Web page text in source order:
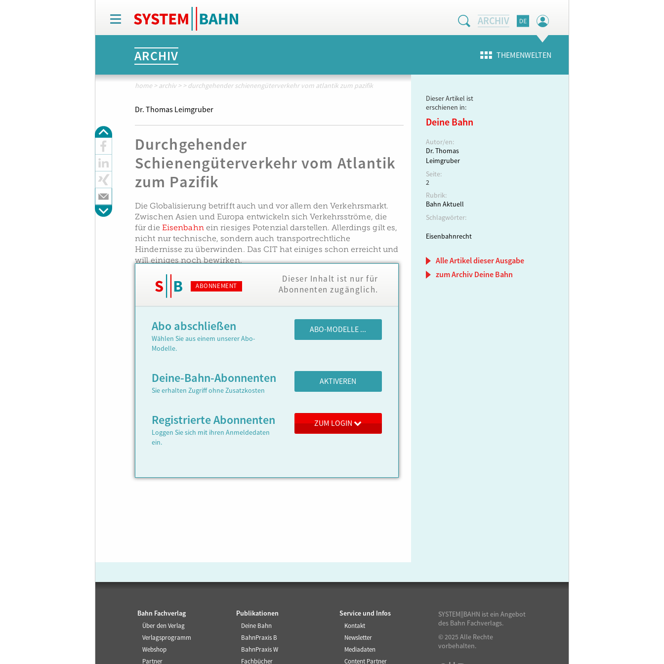
T
o
g
n
ARCHIV
ARCHIV THEMENWELTEN
home >archiv >>durchgehender schienengüterverkehr vom atlantik zum pazifik
Dr. Thomas Leimgruber
Durchgehender
Schienengüterverkehr vom Atlantik
zum Pazifik
Die Globalisierung betrifft auch und vor allem den Verkehrsmarkt.
Zwischen Asien und Europa entwickeln sich Verkehrsströme, die
für die Eisenbahnein riesiges Potenzial darstellen. Allerdings gilt es,
nicht nur technische, sondern auch transportrechtliche
Hindernisse zu überwinden. Das CIT hat einiges schon erreicht und
will einiges noch bewirken.
ABONNEMENT
Dieser Inhalt ist nur für
Abonnenten zugänglich.
Abo abschließen
Wählen Sie aus einem unserer Abo-
Modelle.
ABO-MODELLE ...
Deine-Bahn-Abonnenten
Sie erhalten Zugriff ohne Zusatzkosten
AKTIVEREN
Registrierte Abonnenten
Loggen Sie sich mit ihren Anmeldedaten
ein.
ZUM LOGIN
Dieser Artikel ist
erschienen in:
Deine Bahn
Autor/en:
Dr. Thomas
Leimgruber
Seite:
2
Rubrik:
Bahn Aktuell
Schlagwörter:
Eisenbahnrecht
Alle Artikel dieser Ausgabe
zum Archiv Deine Bahn
Bahn Fachverlag
Über den Verlag
Verlagsprogramm
Webshop
Partner
Publikationen
Deine Bahn
BahnPraxis B
BahnPraxis W
Fachbücher
Service und Infos
Kontakt
Newsletter
Mediadaten
Content Partner
SYSTEM||BAHN ist ein Angebot
des Bahn Fachverlags.
© 2025 Alle Rechte
vorbehalten.